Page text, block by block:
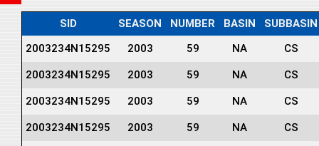
SID SEASON NUMBER BASIN
SUBBASIN
2003234N15295
2003 59 NA CS
2003234N15295 2003 59 NA CS
2003234N15295 2003 59 NA CS
2003234N15295 2003 59 NA CS